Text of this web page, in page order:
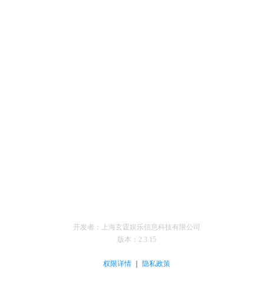
开发者：上海玄霆娱乐信息科技有限公司
版本： 2.3.15
权限详情 ｜ 隐私政策